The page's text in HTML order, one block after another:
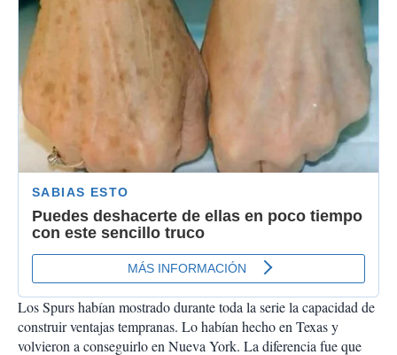
Los Spurs habían mostrado durante toda la serie la capacidad de
construir ventajas tempranas. Lo habían hecho en Texas y
volvieron a conseguirlo en Nueva York. La diferencia fue que